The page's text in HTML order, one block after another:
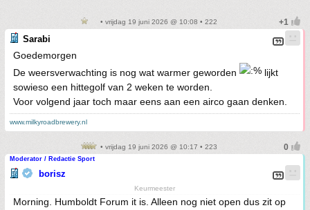
• vrijdag 19 juni 2026 @ 10:08 • 222
Sarabi
Goedemorgen
De weersverwachting is nog wat warmer geworden
lijkt
sowieso een hittegolf van 2 weken te worden.
Voor volgend jaar toch maar eens aan een airco gaan denken.
www.milkyroadbrewery.nl
• vrijdag 19 juni 2026 @ 10:17 • 223
Moderator / Redactie Sport
borisz
Keurmeester
Morning. Humboldt Forum it is. Alleen nog niet open dus zit op